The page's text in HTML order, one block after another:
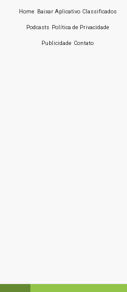
Home Baixar Aplicativo Classificados
Podcasts Política de Privacidade
Publicidade Contato